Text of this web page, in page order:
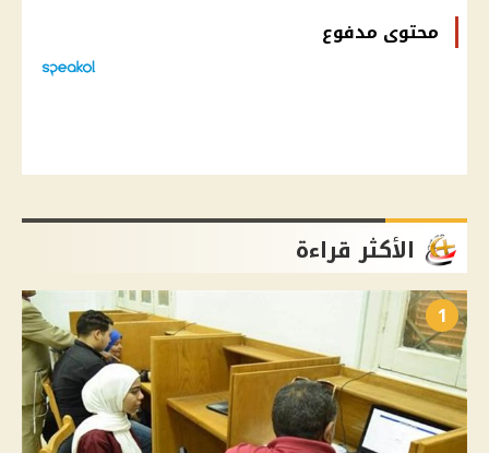
محتوى مدفوع
الأكثر قراءة
1